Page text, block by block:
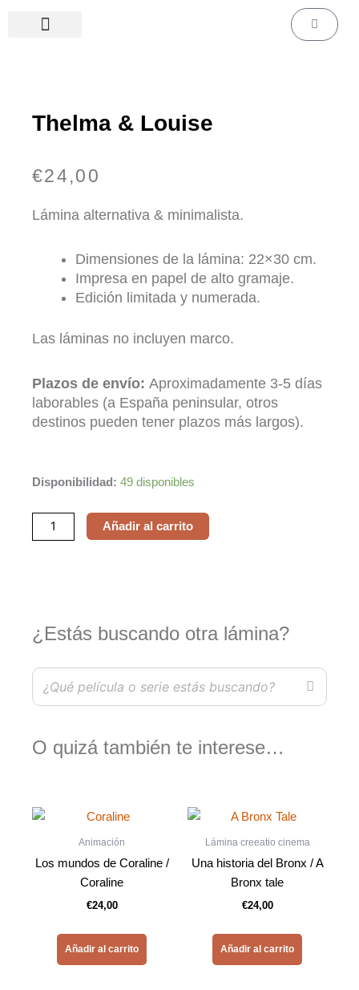
Carrito
Thelma & Louise
€24,00
Lámina alternativa & minimalista.
Dimensiones de la lámina: 22×30 cm.
Impresa en papel de alto gramaje.
Edición limitada y numerada.
Las láminas no incluyen marco.
Plazos de envío: Aproximadamente 3-5 días
laborables (a España peninsular, otros
destinos pueden tener plazos más largos).
Disponibilidad: 49 disponibles
Thelma
Louise
cantidad
Añadir al carrito
¿Estás buscando otra lámina?
O quizá también te interese…
Animación
Los mundos de Coraline /
Coraline
€24,00
Añadir al carrito
Lámina creeatio cinema
Una historia del Bronx / A
Bronx tale
€24,00
Añadir al carrito